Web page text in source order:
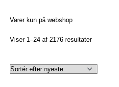
Varer kun på webshop
Viser 1–24 af 2176 resultaterSorteret